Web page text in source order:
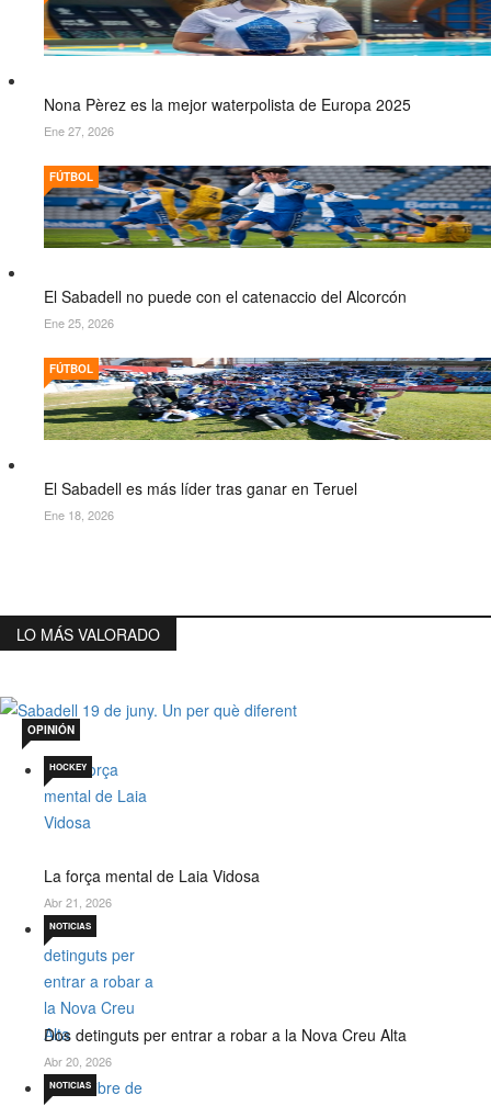
Nona Pèrez es la mejor waterpolista de Europa 2025
Ene 27, 2026
El Sabadell no puede con el catenaccio del Alcorcón
FÚTBOL
Ene 25, 2026
El Sabadell es más líder tras ganar en Teruel
FÚTBOL
Ene 18, 2026
LO MÁS VALORADO
Sabadell 19 de juny. Un per què diferent
OPINIÓN
La força mental de Laia Vidosa
HOCKEY
Abr 21, 2026
Dos detinguts per entrar a robar a la Nova Creu Alta
NOTICIAS
Abr 20, 2026
NOTICIAS